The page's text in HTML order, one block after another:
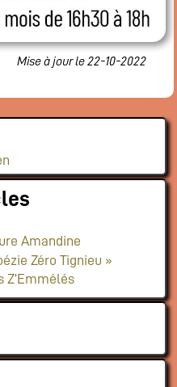
par catégories
par dates
(nouvel onglet)
Mise à jour le 22-10-2022
Amandine
Zéro Tignieu »
Z’Emmélés